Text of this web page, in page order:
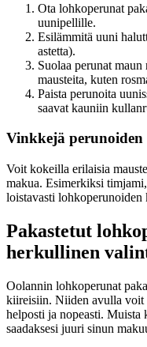
Ota lohkoperunat
uunipellille.
Esilämmitä uuni
astetta).
Suolaa perunat maun
mausteita, kuten
Paista perunoita
saavat kauniin
Vinkkejä perunoiden
Voit kokeilla erilaisia
makua. Esimerkiksi
loistavasti lohkoperunoiden
Pakastetut
herkullinen
Oolannin lohkoperunat
kiireisiin. Niiden avulla voit
helposti ja nopeasti. Muista
saadaksesi juuri sinun